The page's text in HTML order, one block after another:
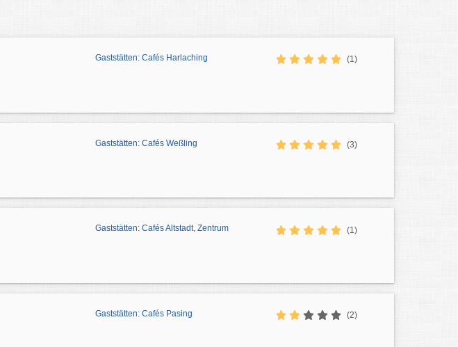
Gaststätten: Cafés Harlaching (1)
Gaststätten: Cafés Weßling (3)
Gaststätten: Cafés Altstadt, Zentrum (1)
Gaststätten: Cafés Pasing (2)